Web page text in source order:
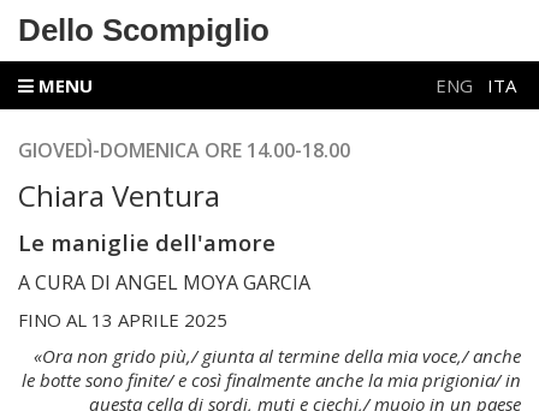
Dello Scompiglio
MENU ENG ITA
GIOVEDÌ-DOMENICA ORE 14.00-18.00
Chiara Ventura
Le maniglie dell'amore
A CURA DI ANGEL MOYA GARCIA
FINO AL 13 APRILE 2025
«Ora non grido più,/ giunta al termine della mia voce,/ anche
le botte sono finite/ e così finalmente anche la mia prigionia/ in
questa cella di sordi, muti e ciechi,/ muoio in un paese